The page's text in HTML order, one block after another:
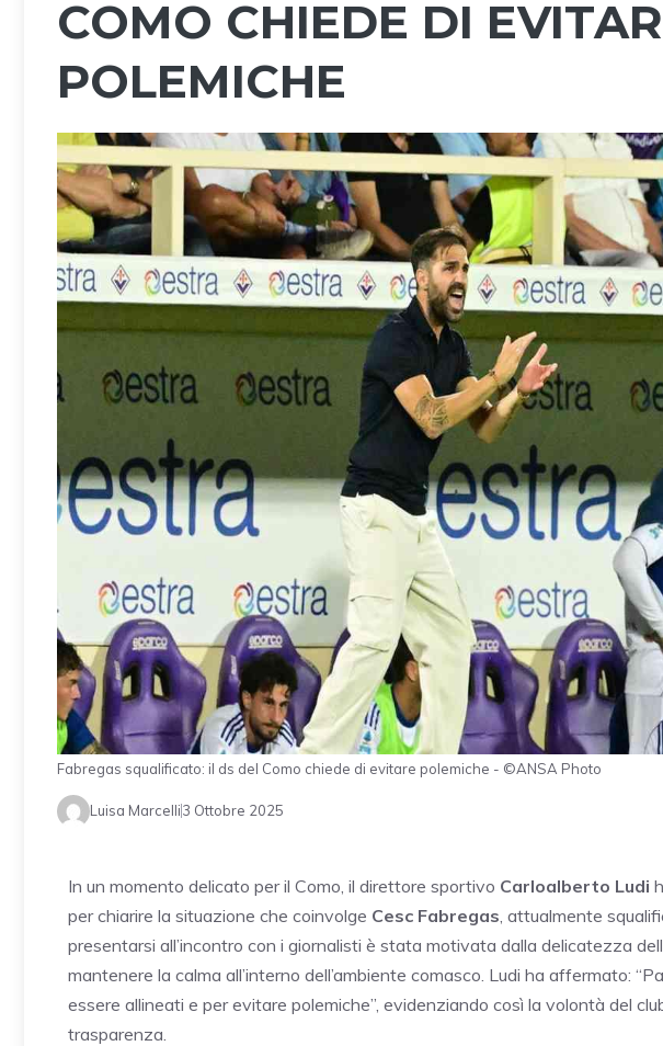
COMO CHIEDE DI
POLEMICHE
Fabregas squalificato: il ds del Como chiede di evitare polemiche - ©ANSA Photo
Luisa Marcelli3 Ottobre 2025
In un momento delicato per il Como, il direttore sportivo Carloalberto Ludi
per chiarire la situazione che coinvolge Cesc Fabregas , attualmente
presentarsi all’incontro con i giornalisti è stata motivata dalla delicatezza
mantenere la calma all’interno dell’ambiente comasco. Ludi ha affermato:
essere allineati e per evitare polemiche”, evidenziando così la volontà del
trasparenza.